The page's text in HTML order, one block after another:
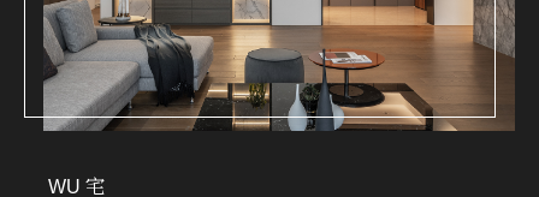
WU 宅